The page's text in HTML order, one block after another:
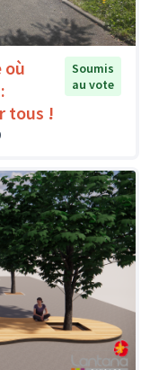
où
tous !
Soumis
au vote